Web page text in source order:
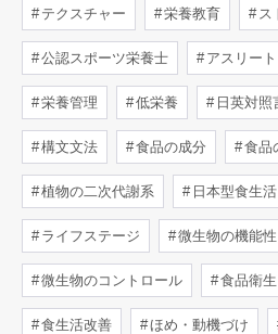
テクスチャー 栄養教育 ス
公認スポーツ栄養士 アスリート
栄養管理 低栄養 日英対照
構文文法 食品の成分 食品
植物の二次代謝系 日本型食生活
ライフステージ 微生物の機能性
微生物のコントロール 食品衛生
食生活改善 ほめ・動機づけ